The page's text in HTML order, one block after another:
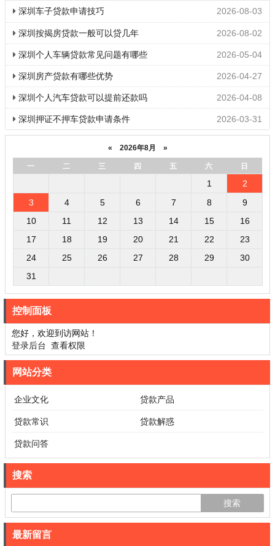
2026-08-03
深圳车子贷款申请技巧
2026-08-02
深圳按揭房贷款一般可以贷几年
2026-05-04
深圳个人车辆贷款常见问题有哪些
2026-04-27
深圳房产贷款有哪些优势
2026-04-08
深圳个人汽车贷款可以提前还款吗
2026-03-31
深圳押证不押车贷款申请条件
« 2026年8月 »
一 二 三 四 五 六 日
1
2
3
4 5 6 7 8
9
10
11 12 13 14 15
16
17
18 19 20 21 22
23
24
25 26 27 28 29
30
31
控制面板
您好，欢迎到访网站！
登录后台 查看权限
网站分类
企业文化 贷款产品
贷款常识 贷款解惑
贷款问答
搜索
最新留言